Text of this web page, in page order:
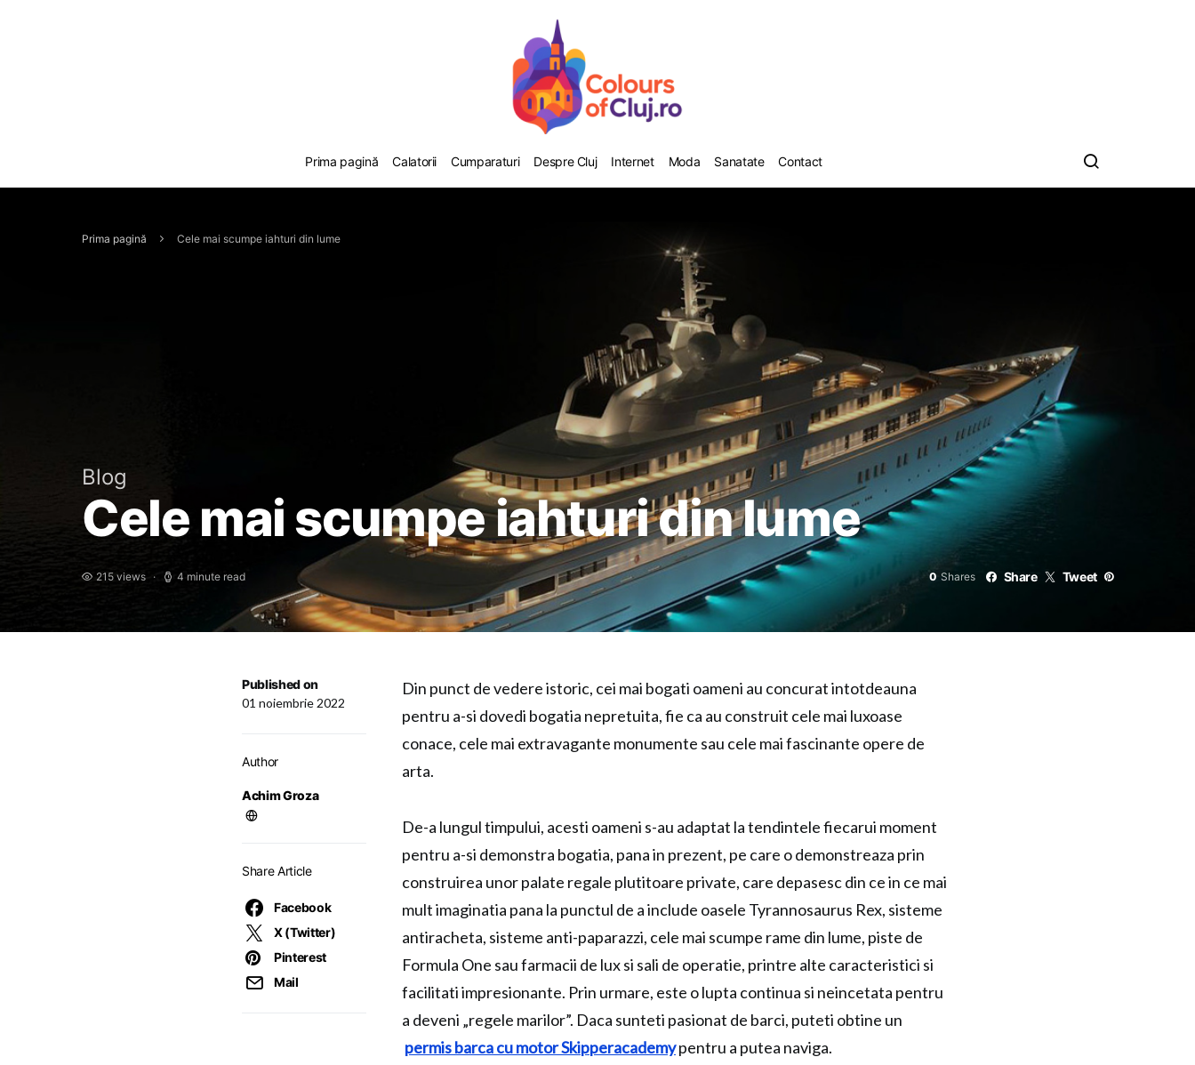
Prima pagină Calatorii Cumparaturi Despre Cluj Internet Moda Sanatate Contact
Prima pagină Cele mai scumpe iahturi din lume
Blog
Cele mai scumpe iahturi din lume
215 views 4 minute read 0 Shares Share Tweet
Published on
01 noiembrie 2022
Author
Achim Groza
Share Article
Facebook
X (Twitter)
Pinterest
Mail
Din punct de vedere istoric, cei mai bogati oameni au concurat intotdeauna
pentru a-si dovedi bogatia nepretuita, fie ca au construit cele mai luxoase
conace, cele mai extravagante monumente sau cele mai fascinante opere de
arta.
De-a lungul timpului, acesti oameni s-au adaptat la tendintele fiecarui moment
pentru a-si demonstra bogatia, pana in prezent, pe care o demonstreaza prin
construirea unor palate regale plutitoare private, care depasesc din ce in ce mai
mult imaginatia pana la punctul de a include oasele Tyrannosaurus Rex, sisteme
antiracheta, sisteme anti-paparazzi, cele mai scumpe rame din lume, piste de
Formula One sau farmacii de lux si sali de operatie, printre alte caracteristici si
facilitati impresionante. Prin urmare, este o lupta continua si neincetata pentru
a deveni „regele marilor”. Daca sunteti pasionat de barci, puteti obtine un
permis barca cu motor Skipperacademypentru a putea naviga.